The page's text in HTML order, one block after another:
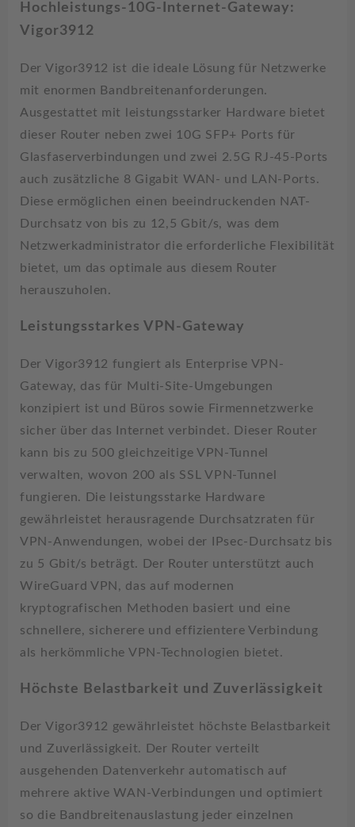
Hochleistungs-10G-Internet-Gateway:
Vigor3912
Der Vigor3912 ist die ideale Lösung für Netzwerke
mit enormen Bandbreitenanforderungen.
Ausgestattet mit leistungsstarker Hardware bietet
dieser Router neben zwei 10G SFP+ Ports für
Glasfaserverbindungen und zwei 2.5G RJ-45-Ports
auch zusätzliche 8 Gigabit WAN- und LAN-Ports.
Diese ermöglichen einen beeindruckenden NAT-
Durchsatz von bis zu 12,5 Gbit/s, was dem
Netzwerkadministrator die erforderliche Flexibilität
bietet, um das optimale aus diesem Router
herauszuholen.
Leistungsstarkes VPN-Gateway
Der Vigor3912 fungiert als Enterprise VPN-
Gateway, das für Multi-Site-Umgebungen
konzipiert ist und Büros sowie Firmennetzwerke
sicher über das Internet verbindet. Dieser Router
kann bis zu 500 gleichzeitige VPN-Tunnel
verwalten, wovon 200 als SSL VPN-Tunnel
fungieren. Die leistungsstarke Hardware
gewährleistet herausragende Durchsatzraten für
VPN-Anwendungen, wobei der IPsec-Durchsatz bis
zu 5 Gbit/s beträgt. Der Router unterstützt auch
WireGuard VPN, das auf modernen
kryptografischen Methoden basiert und eine
schnellere, sicherere und effizientere Verbindung
als herkömmliche VPN-Technologien bietet.
Höchste Belastbarkeit und Zuverlässigkeit
Der Vigor3912 gewährleistet höchste Belastbarkeit
und Zuverlässigkeit. Der Router verteilt
ausgehenden Datenverkehr automatisch auf
mehrere aktive WAN-Verbindungen und optimiert
so die Bandbreitenauslastung jeder einzelnen